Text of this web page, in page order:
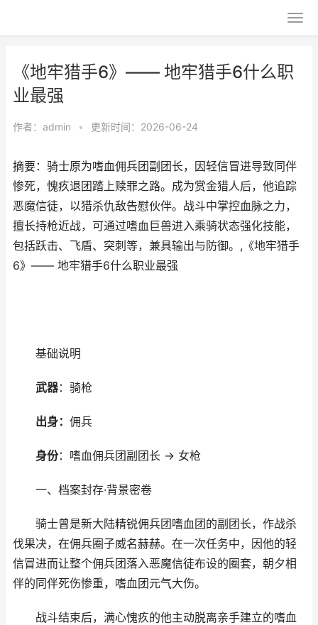
《地牢猎手6》—— 地牢猎手6什么职
业最强
作者： admin • 更新时间：2026-06-24
摘要：骑士原为嗜血佣兵团副团长，因轻信冒进导致同伴
惨死，愧疚退团踏上赎罪之路。成为赏金猎人后，他追踪
恶魔信徒，以猎杀仇敌告慰伙伴。战斗中掌控血脉之力，
擅长持枪近战，可通过嗜血巨兽进入乘骑状态强化技能，
包括跃击、飞盾、突刺等，兼具输出与防御。,《地牢猎手
6》—— 地牢猎手6什么职业最强
基础说明
武器：骑枪
出身： 佣兵
身份：嗜血佣兵团副团长 → 女枪
一、档案封存·背景密卷
骑士曾是新大陆精锐佣兵团嗜血团的副团长，作战杀
伐果决，在佣兵圈子威名赫赫。在一次任务中，因他的轻
信冒进而让整个佣兵团落入恶魔信徒布设的圈套，朝夕相
伴的同伴死伤惨重，嗜血团元气大伤。
战斗结束后，满心愧疚的他主动脱离亲手建立的嗜血